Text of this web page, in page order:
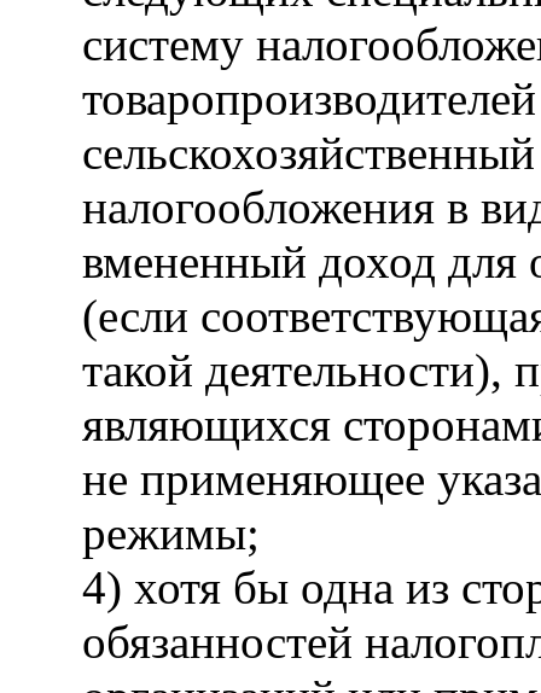
систему
налогообложения в
вмененный доход для
(если
такой деятельности),
являющихся
не применяющее
режимы;
4) хотя бы одна из
обязанностей